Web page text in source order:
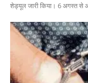
शेड्यूल जारी किया। 6 अगस्त से